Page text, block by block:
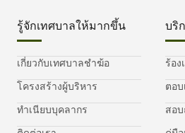
รู้จักเทศบาลให้มากขึ้น
เกี่ยวกับเทศบาลชำฆ้อ
โครงสร้างผู้บริหาร
ทำเนียบบุคลากร
บริ
ร้อ
ตอบ
สอ